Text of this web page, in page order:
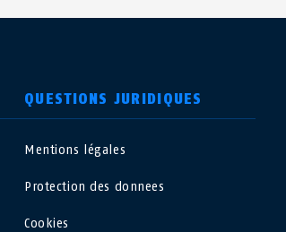
QUESTIONS JURIDIQUES
Mentions légales
Protection des donnees
Cookies
Polska